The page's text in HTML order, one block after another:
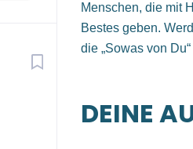
Menschen, die mit
Bestes geben.
die „Sowas von
DEINE